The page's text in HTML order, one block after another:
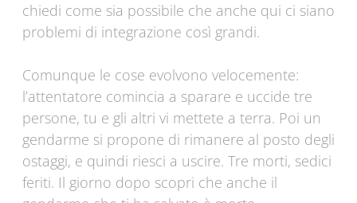
chiedi come sia possibile che anche qui ci siano
problemi di integrazione così grandi.
Comunque le cose evolvono velocemente:
l’attentatore comincia a sparare e uccide tre
persone, tu e gli altri vi mettete a terra. Poi un
gendarme si propone di rimanere al posto degli
ostaggi, e quindi riesci a uscire. Tre morti, sedici
feriti. Il giorno dopo scopri che anche il